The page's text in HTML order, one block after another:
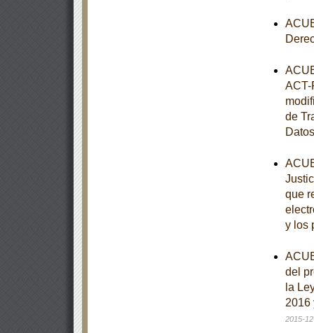
ACT-
de
que
y los
del
la
2016
2015-